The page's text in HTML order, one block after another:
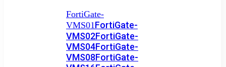
FortiGate-
VMS01FortiGate-
VMS02FortiGate-
VMS04FortiGate-
VMS08FortiGate-